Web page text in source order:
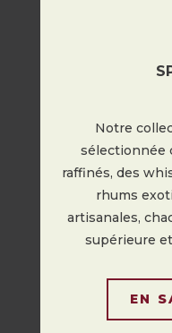
Notre
sélectionnée
raffinés, des
rhums
artisanales,
supérieure
EN